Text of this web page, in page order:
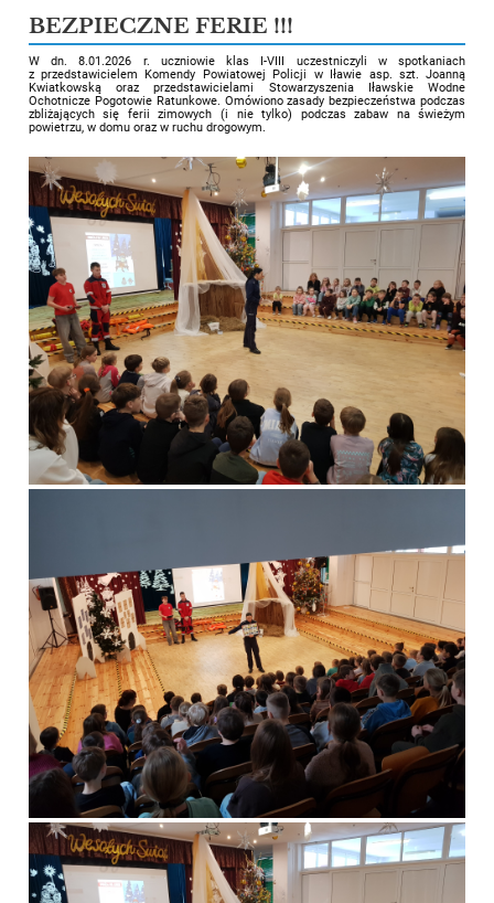
BEZPIECZNE FERIE !!!
W dn. 8.01.2026 r. uczniowie klas I-VIII uczestniczyli w spotkaniach
z przedstawicielem Komendy Powiatowej Policji w Iławie asp. szt. Joanną
Kwiatkowską oraz przedstawicielami Stowarzyszenia Iławskie Wodne
Ochotnicze Pogotowie Ratunkowe. Omówiono zasady bezpieczeństwa podczas
zbliżających się ferii zimowych (i nie tylko) podczas zabaw na świeżym
powietrzu, w domu oraz w ruchu drogowym.